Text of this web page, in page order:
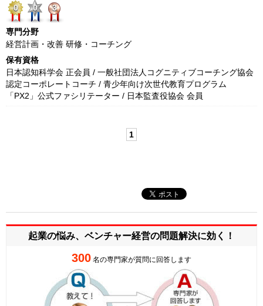
0
0 3
専門分野
経営計画・改善 研修・コーチング
保有資格
日本認知科学会 正会員 / 一般社団法人コグニティブコーチング協会
認定コーポレートコーチ / 青少年向け次世代教育プログラム
「PX2」公式ファシリテーター / 日本監査役協会 会員
1
起業の悩み、ベンチャー経営の問題解決に効く！
300 名の専門家が質問に回答します